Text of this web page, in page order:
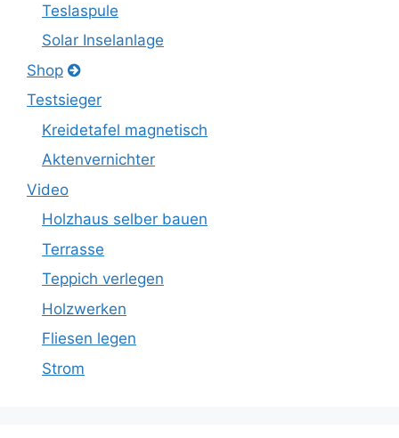
Teslaspule
Solar Inselanlage
Shop
Testsieger
Kreidetafel magnetisch
Aktenvernichter
Video
Holzhaus selber bauen
Terrasse
Teppich verlegen
Holzwerken
Fliesen legen
Strom